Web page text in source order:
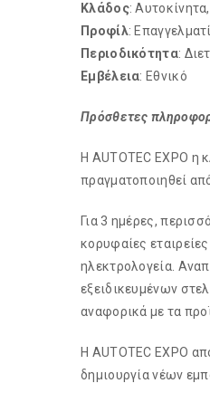
Κλάδος:
Προφίλ:
Περιοδικότητα:
Εμβέλεια: Εθνικό
Πρόσθετες
Η AUTOTEC EXPO η
πραγματοποιηθεί
Για 3 ημέρες,
κορυφαίες
ηλεκτρολογεία.
εξειδικευμένων
αναφορικά με τα
H AUTOTEC EXPO
δημιουργία νέων